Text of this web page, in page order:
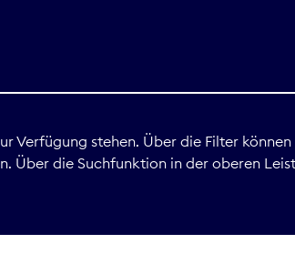
Print
Verfügung stehen. Über die Filter können
Über die Suchfunktion in der oberen